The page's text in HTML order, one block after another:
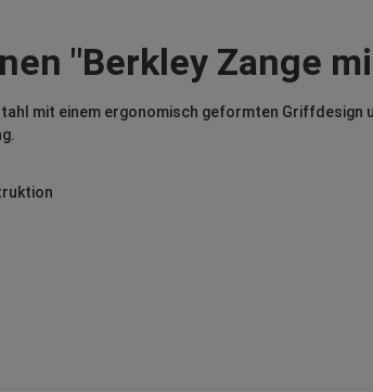
"Berkley Zange
mit einem ergonomisch geformten Griffdesign